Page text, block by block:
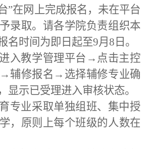
”在网上完成报名，未在平台
录取。请各学院负责组织本
名时间为即日起至9月8日。
入教学管理平台→点击主控
辅修报名→选择辅修专业确
显示已受理进入审核状态。
专业采取单独组班、集中授
，原则上每个班级的人数在